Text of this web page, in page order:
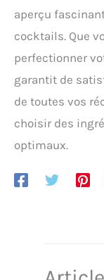
aperçu
cocktails. Que
perfectionner
garantit de
de toutes vos
choisir des
optimaux.